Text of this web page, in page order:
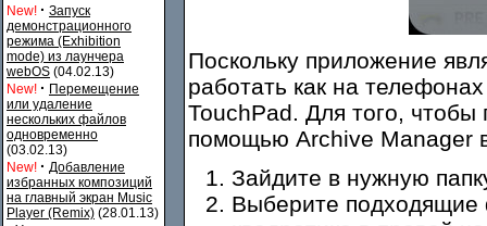
New! · Запуск
демонстрационного
режима (Exhibition
mode) из лаунчера
webOS (04.02.13)
New! · Перемещение
или удаление
нескольких файлов
одновременно
(03.02.13)
New! · Добавление
избранных композиций
на главный экран Music
Player (Remix) (28.01.13)
Поскольку приложение
работать как на
TouchPad. Для того,
помощью Archive Manager
Зайдите в нужную
Выберите подходящие